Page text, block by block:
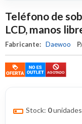
Teléfono de
LCD, manos
Fabricante: Daewoo
Stock: 0unidades